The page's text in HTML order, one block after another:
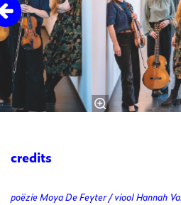
credits
poëzie Moya De Feyter / viool Hannah